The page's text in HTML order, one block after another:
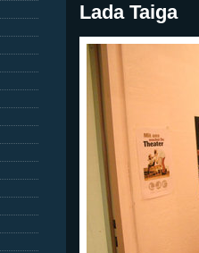
Lada Taiga